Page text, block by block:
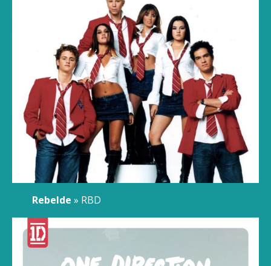
Rebelde » RBD